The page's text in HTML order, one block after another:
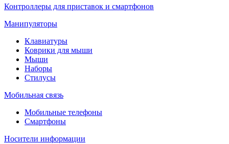
Контроллеры для приставок и смартфонов
Манипуляторы
Клавиатуры
Коврики для мыши
Мыши
Наборы
Стилусы
Мобильная связь
Мобильные телефоны
Смартфоны
Носители информации